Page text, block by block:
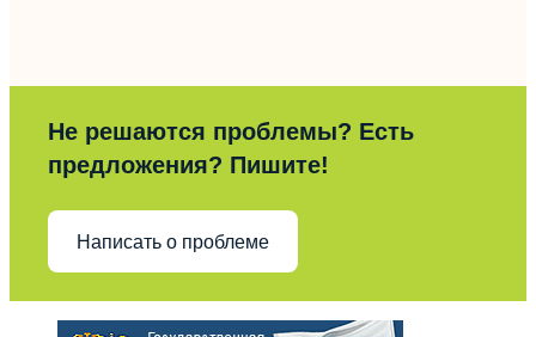
Не решаются проблемы? Есть
предложения? Пишите!
Написать о проблеме